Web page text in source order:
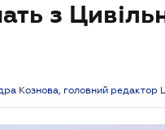
з
Кознова, головний редактор